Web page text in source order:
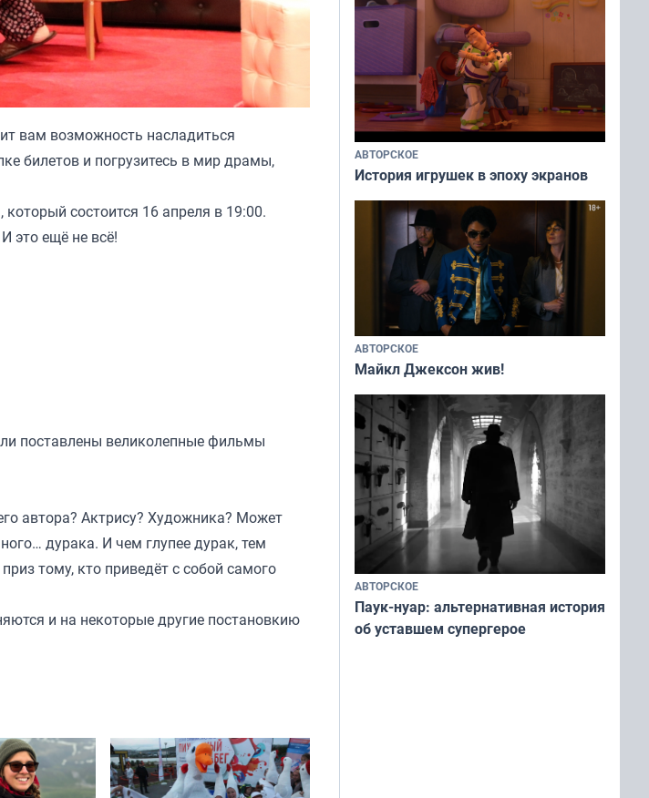
вам возможность насладиться
билетов и погрузитесь в мир драмы,
состоится 16 апреля в 19:00.
это ещё не всё!
поставлены великолепные фильмы
автора? Актрису? Художника? Может
дурака. И чем глупее дурак, тем
тому, кто приведёт с собой самого
и на некоторые другие постановкию
АВТОРСКОЕ
История игрушек в эпоху экранов
АВТОРСКОЕ
Майкл Джексон жив!
АВТОРСКОЕ
Паук-нуар: альтернативная история
об уставшем супергерое